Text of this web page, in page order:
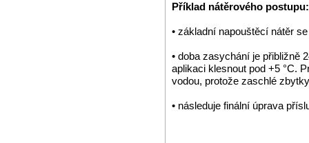
Příklad nátěrového postupu:
• základní napouštěcí nátěr
• doba zasychání je přibližně
aplikaci klesnout pod +5 °C.
vodou, protože zaschlé
• následuje finální úprava